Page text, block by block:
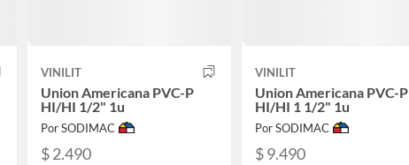
VINILIT
Union Americana PVC-P
HI/HI 1/2" 1u
Por SODIMAC
$ 2.490
VINILIT
Union Americana PVC-P
HI/HI 1 1/2" 1u
Por SODIMAC
$ 9.490